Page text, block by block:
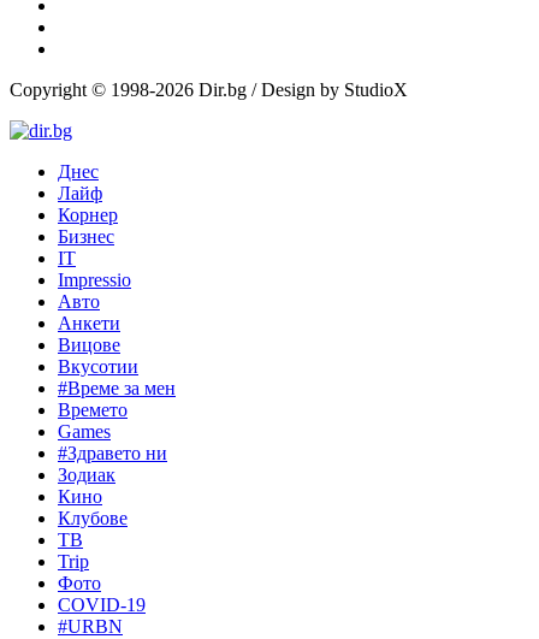
Copyright © 1998-2026 Dir.bg / Design by StudioX
Днес
Лайф
Корнер
Бизнес
IT
Impressio
Авто
Анкети
Вицове
Вкусотии
#Време за мен
Времето
Games
#Здравето ни
Зодиак
Кино
Клубове
ТВ
Trip
Фото
COVID-19
#URBN